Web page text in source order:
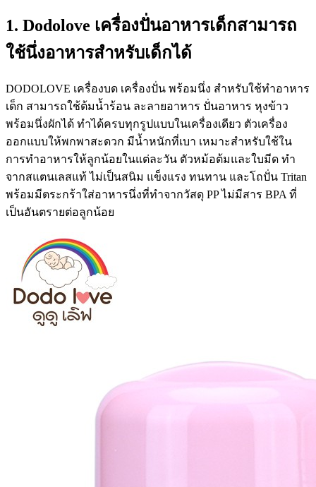
1. Dodolove เครื่องปั่นอาหารเด็กสามารถ
ใช้นึ่งอาหารสำหรับเด็กได้
DODOLOVE เครื่องบด เครื่องปั่น พร้อมนึ่ง สำหรับใช้ทำอาหาร
เด็ก สามารถใช้ต้มน้ำร้อน ละลายอาหาร ปั่นอาหาร หุงข้าว
พร้อมนึ่งผักได้ ทำได้ครบทุกรูปแบบในเครื่องเดียว ตัวเครื่อง
ออกแบบให้พกพาสะดวก มีน้ำหนักที่เบา เหมาะสำหรับใช้ใน
การทำอาหารให้ลูกน้อยในแต่ละวัน ตัวหม้อต้มและใบมีด ทำ
จากสแตนเลสแท้ ไม่เป็นสนิม แข็งแรง ทนทาน และโถปั่น Tritan
พร้อมมีตระกร้าใส่อาหารนึ่งที่ทำจากวัสดุ PP ไม่มีสาร BPA ที่
เป็นอันตรายต่อลูกน้อย